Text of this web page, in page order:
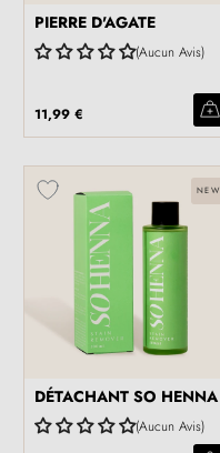
PIERRE D'AGATE
Aucun Avis
11,99 €
NEW
DÉTACHANT SO HENNA
Aucun Avis